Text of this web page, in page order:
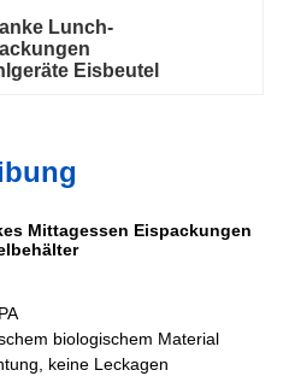
Lunch-
Eisbeutel
Mittagessen Eispackungen
biologischem Material
keine Leckagen